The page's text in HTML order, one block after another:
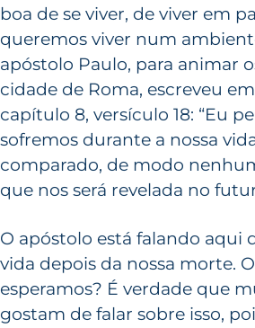
boa de se viver, de viver em
queremos viver num
apóstolo Paulo, para animar
cidade de Roma, escreveu
capítulo 8, versículo 18: “Eu
sofremos durante a nossa
comparado, de modo
que nos será revelada no
O apóstolo está falando aqui
vida depois da nossa morte.
esperamos? É verdade que
gostam de falar sobre isso,